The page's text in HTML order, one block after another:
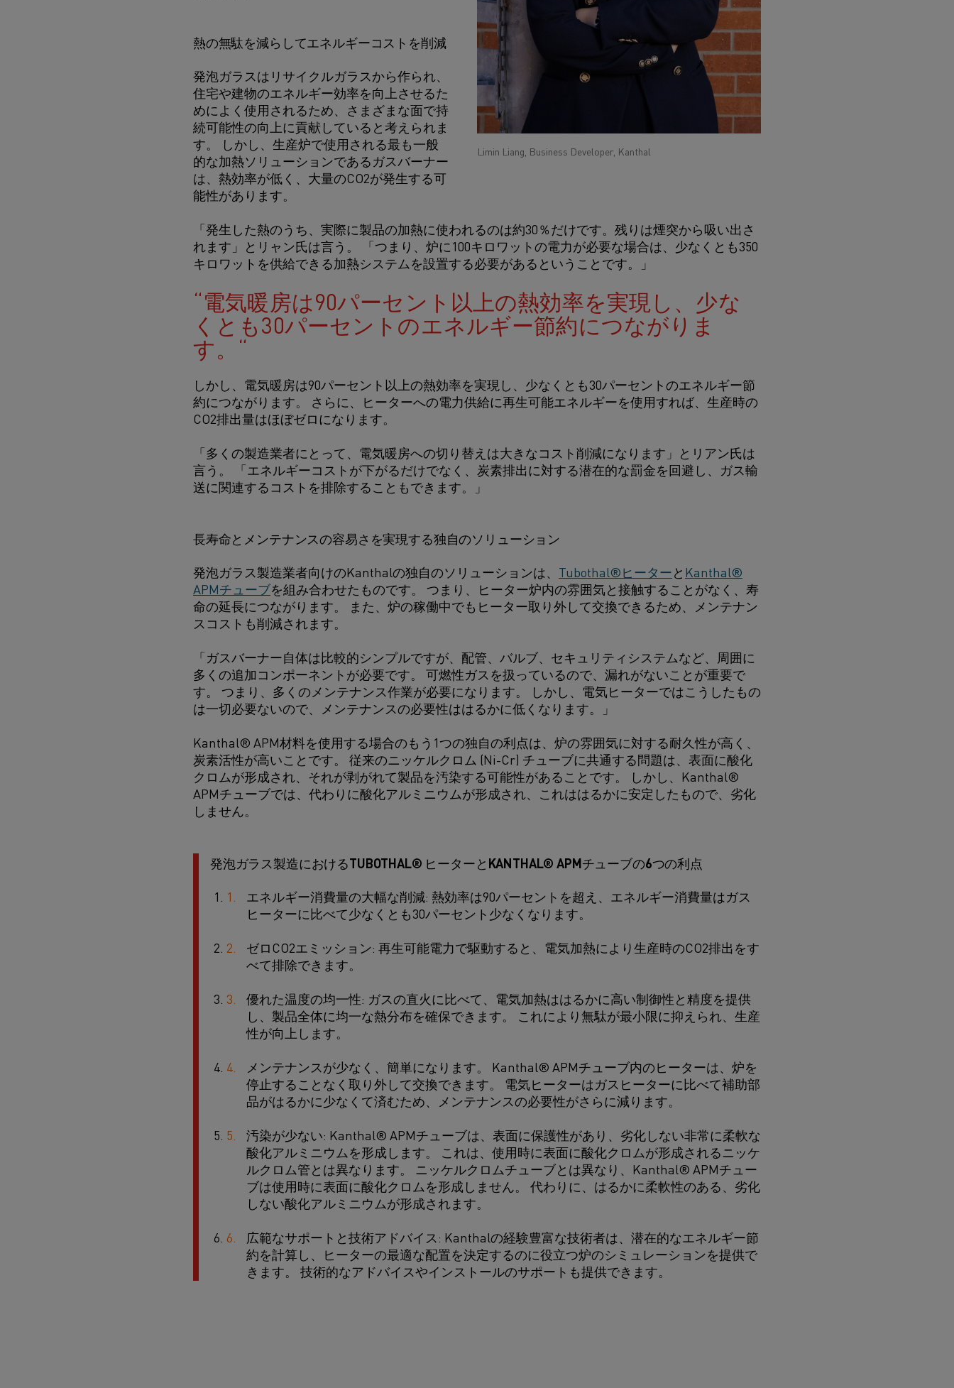
Limin Liang, Business Developer, Kanthal
熱の無駄を減らしてエネルギーコストを削減
発泡ガラスはリサイクルガラスから作られ、
住宅や建物のエネルギー効率を向上させるた
めによく使用されるため、さまざまな面で持
続可能性の向上に貢献していると考えられま
す。 しかし、生産炉で使用される最も一般
的な加熱ソリューションであるガスバーナー
は、熱効率が低く、大量のCO2が発生する可
能性があります。
「発生した熱のうち、実際に製品の加熱に使われるのは約30％だけです。残りは煙突から吸い出さ
れます」とリャン氏は言う。 「つまり、炉に100キロワットの電力が必要な場合は、少なくとも350
キロワットを供給できる加熱システムを設置する必要があるということです。」
電気暖房は90パーセント以上の熱効率を実現し、少な
くとも30パーセントのエネルギー節約につながりま
す。
しかし、電気暖房は90パーセント以上の熱効率を実現し、少なくとも30パーセントのエネルギー節
約につながります。 さらに、ヒーターへの電力供給に再生可能エネルギーを使用すれば、生産時の
CO2排出量はほぼゼロになります。
「多くの製造業者にとって、電気暖房への切り替えは大きなコスト削減になります」とリアン氏は
言う。 「エネルギーコストが下がるだけでなく、炭素排出に対する潜在的な罰金を回避し、ガス輸
送に関連するコストを排除することもできます。」
長寿命とメンテナンスの容易さを実現する独自のソリューション
発泡ガラス製造業者向けのKanthalの独自のソリューションは、 Tubothal®ヒーターと Kanthal®
APMチューブを組み合わせたものです。 つまり、ヒーター炉内の雰囲気と接触することがなく、寿
命の延長につながります。 また、炉の稼働中でもヒーター取り外して交換できるため、メンテナン
スコストも削減されます。
「ガスバーナー自体は比較的シンプルですが、配管、バルブ、セキュリティシステムなど、周囲に
多くの追加コンポーネントが必要です。 可燃性ガスを扱っているので、漏れがないことが重要で
す。 つまり、多くのメンテナンス作業が必要になります。 しかし、電気ヒーターではこうしたもの
は一切必要ないので、メンテナンスの必要性ははるかに低くなります。」
Kanthal® APM材料を使用する場合のもう1つの独自の利点は、炉の雰囲気に対する耐久性が高く、
炭素活性が高いことです。 従来のニッケルクロム (Ni-Cr) チューブに共通する問題は、表面に酸化
クロムが形成され、それが剥がれて製品を汚染する可能性があることです。 しかし、Kanthal®
APMチューブでは、代わりに酸化アルミニウムが形成され、これははるかに安定したもので、劣化
しません。
発泡ガラス製造におけるTUBOTHAL® ヒーターとKANTHAL® APMチューブの6つの利点
エネルギー消費量の大幅な削減: 熱効率は90パーセントを超え、エネルギー消費量はガス
ヒーターに比べて少なくとも30パーセント少なくなります。
ゼロCO2エミッション: 再生可能電力で駆動すると、電気加熱により生産時のCO2排出をす
べて排除できます。
優れた温度の均一性: ガスの直火に比べて、電気加熱ははるかに高い制御性と精度を提供
し、製品全体に均一な熱分布を確保できます。 これにより無駄が最小限に抑えられ、生産
性が向上します。
メンテナンスが少なく、簡単になります。 Kanthal® APMチューブ内のヒーターは、炉を
停止することなく取り外して交換できます。 電気ヒーターはガスヒーターに比べて補助部
品がはるかに少なくて済むため、メンテナンスの必要性がさらに減ります。
汚染が少ない: Kanthal® APMチューブは、表面に保護性があり、劣化しない非常に柔軟な
酸化アルミニウムを形成します。 これは、使用時に表面に酸化クロムが形成されるニッケ
ルクロム管とは異なります。 ニッケルクロムチューブとは異なり、Kanthal® APMチュー
ブは使用時に表面に酸化クロムを形成しません。 代わりに、はるかに柔軟性のある、劣化
しない酸化アルミニウムが形成されます。
広範なサポートと技術アドバイス: Kanthalの経験豊富な技術者は、潜在的なエネルギー節
約を計算し、ヒーターの最適な配置を決定するのに役立つ炉のシミュレーションを提供で
きます。 技術的なアドバイスやインストールのサポートも提供できます。